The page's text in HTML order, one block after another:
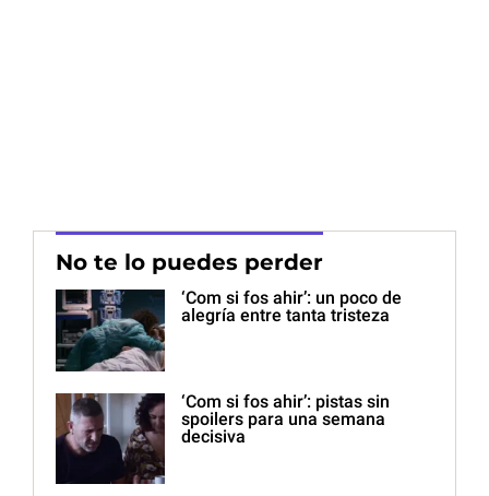
No te lo puedes perder
‘Com si fos ahir’: un poco de
alegría entre tanta tristeza
‘Com si fos ahir’: pistas sin
spoilers para una semana
decisiva